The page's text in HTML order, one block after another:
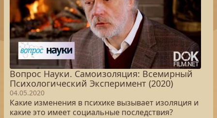
Вопрос Науки. Самоизоляция: Всемирный
Психологический Эксперимент (2020)
04.05.2020
Какие изменения в психике вызывает изоляция и
какие это имеет социальные последствия?